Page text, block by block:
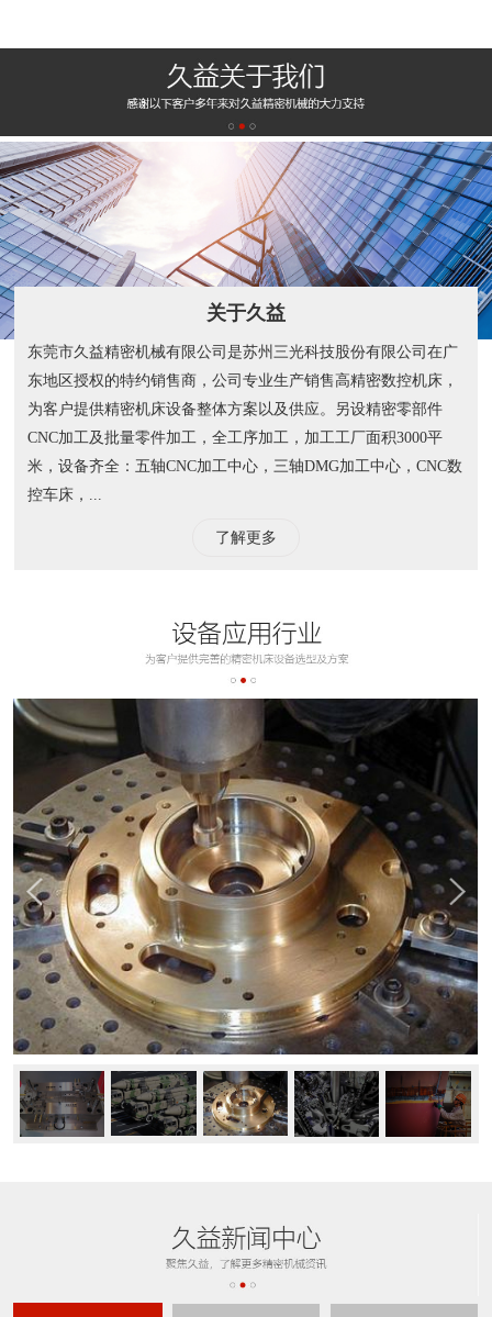
关于久益
东莞市久益精密机械有限公司是苏州三光科技股份有限公司在广
东地区授权的特约销售商，公司专业生产销售高精密数控机床，
为客户提供精密机床设备整体方案以及供应。另设精密零部件
CNC加工及批量零件加工，全工序加工，加工工厂面积3000平
米，设备齐全：五轴CNC加工中心，三轴DMG加工中心，CNC数
控车床，...
了解更多